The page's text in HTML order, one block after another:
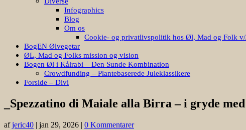
Infographics
Blog
Om os
Cookie- og privatlivspolitik hos Øl, Mad og Folk v/
BogEN Ølvegetar
ØL, Mad og Folks mission og vision
Bogen Øl i Kålrabi – Den Sunde Kombination
Crowdfunding – Plantebaserede Juleklassikere
Forside – Divi
_Spezzatino di Maiale alla Birra – i gryde
afjeric40 | jan 29, 2026 | 0 Kommentarer